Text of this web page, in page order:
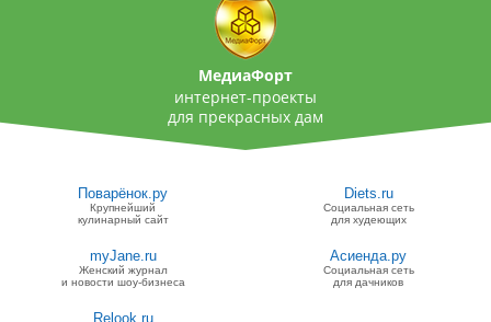
МедиаФорт
интернет-проекты
для прекрасных дам
Поварёнок.ру
Крупнейший
кулинарный сайт
Diets.ru
Социальная сеть
для худеющих
myJane.ru
Женский журнал
и новости шоу-бизнеса
Асиенда.ру
Социальная сеть
для дачников
Relook.ru